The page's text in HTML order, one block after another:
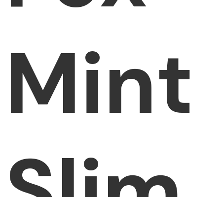
Mint